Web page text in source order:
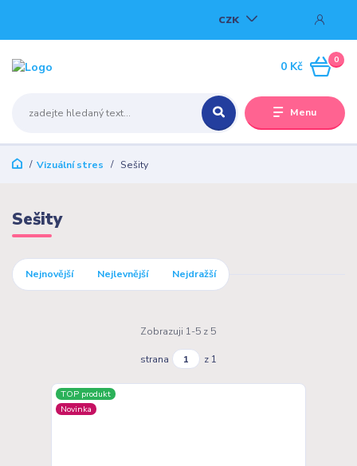
Menu
CZK
0
0 Kč
Vizuální stres Sešity
Sešity
Nejnovější Nejlevnější Nejdražší
Zobrazuji 1-5 z 5
strana z 1
TOP produkt
Novinka